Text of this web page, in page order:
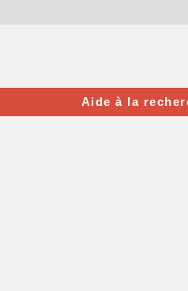
Aide à la